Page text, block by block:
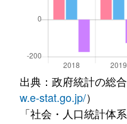
出典：政府統計の総
w.e-stat.go.jp/）
「社会・人口統計体